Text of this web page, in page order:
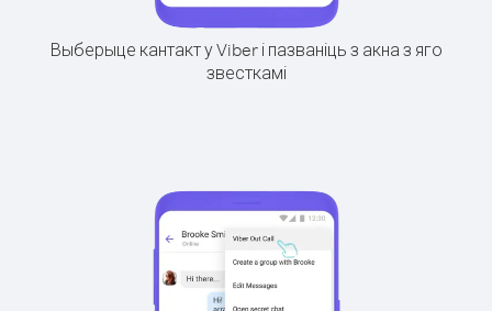
Выберыце кантакт у Viber і пазваніць з акна з яго
звесткамі